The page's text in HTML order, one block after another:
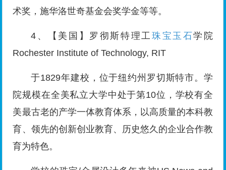
术奖，施华洛世奇基金会奖学金等等。
4、【美国】罗彻斯特理工 珠宝玉石学院
Rochester Institute of Technology, RIT
于1829年建校，位于纽约州罗切斯特市。学
院规模在全美私立大学中处于第10位，学校有全
美最古老的产学一体教育体系，以高质量的本科教
育、领先的创新创业教育、历史悠久的企业合作教
育为特色。